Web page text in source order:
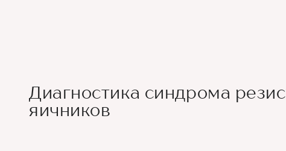
Диагностика синдрома
яичников